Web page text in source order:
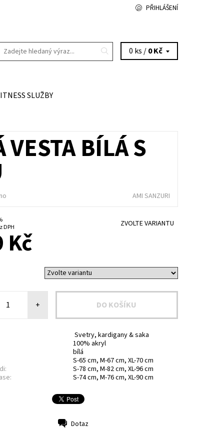
PŘIHLÁŠENÍ
0 ks /0 Kč
SLUŽBY
BÍLÁ S
AMI SANZURI
bez DPH
ZVOLTE VARIANTU
Kč
+
Svetry, kardigany & saka
100% akryl
bílá
S-65 cm, M-67 cm, XL-70 cm
S-78 cm, M-82 cm, XL-96 cm
S-74 cm, M-76 cm, XL-90 cm
Dotaz